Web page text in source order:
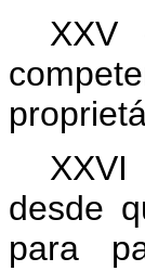
XXV
desde
para